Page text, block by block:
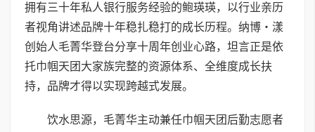
拥有三十年私人银行服务经验的鲍瑛瑛，以行业亲历
者视角讲述品牌十年稳扎稳打的成长历程。纳博・漾
创始人毛菁华登台分享十周年创业心路，坦言正是依
托巾帼天团大家族完整的资源体系、全维度成长扶
持，品牌才得以实现跨越式发展。
饮水思源，毛菁华主动兼任巾帼天团后勤志愿者